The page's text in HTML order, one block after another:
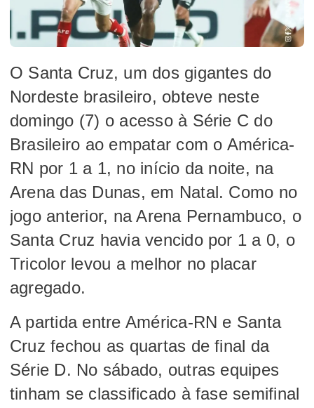
O Santa Cruz, um dos gigantes do
Nordeste brasileiro, obteve neste
domingo (7) o acesso à Série C do
Brasileiro ao empatar com o América-
RN por 1 a 1, no início da noite, na
Arena das Dunas, em Natal. Como no
jogo anterior, na Arena Pernambuco, o
Santa Cruz havia vencido por 1 a 0, o
Tricolor levou a melhor no placar
agregado.
A partida entre América-RN e Santa
Cruz fechou as quartas de final da
Série D. No sábado, outras equipes
tinham se classificado à fase semifinal